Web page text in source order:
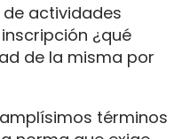
actividades
¿qué
de la misma por
términos